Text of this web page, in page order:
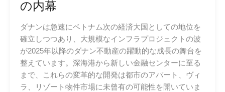
の内幕
ダナンは急速にベトナム次の経済大国としての地位を
確立しつつあり、大規模なインフラプロジェクトの波
が2025年以降のダナン不動産の躍動的な成長の舞台を
整えています。深海港から新しい金融センターに至る
まで、これらの変革的な開発は都市のアパート、ヴィ
ラ、リゾート物件市場に未曾有の可能性を開いていま